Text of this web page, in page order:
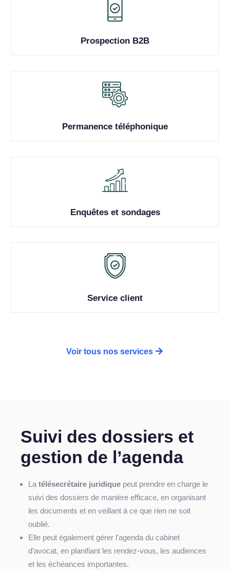
Prospection B2B
Permanence téléphonique
Enquêtes et sondages
Service client
Voir tous nos services
Suivi des dossiers et
gestion de l’agenda
La télésecrétaire juridique peut prendre en charge le
suivi des dossiers de manière efficace, en organisant
les documents et en veillant à ce que rien ne soit
oublié.
Elle peut également gérer l’agenda du cabinet
d’avocat, en planifiant les rendez-vous, les audiences
et les échéances importantes.